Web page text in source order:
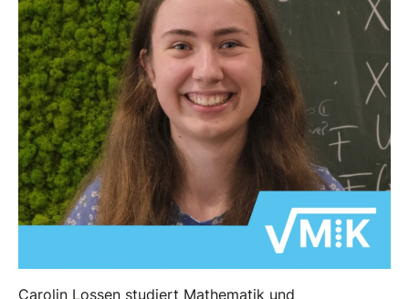
Carolin Lossen studiert Mathematik und